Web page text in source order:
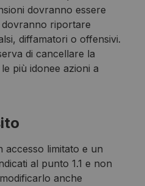
dovranno essere
riportare
diffamatori o offensivi.
di cancellare la
più idonee azioni a
accesso limitato e un
al punto 1.1 e non
anche